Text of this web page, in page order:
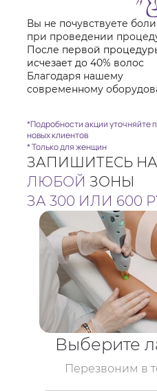
Вы не почувствуете боли
при проведении
После первой
исчезает до 40% волос
Благодаря нашему
современному
*Подробности акции уточняйте
новых клиентов
* Только для женщин
ЗАПИШИТЕСЬ
ЛЮБОЙ ЗОНЫ
ЗА 300 ИЛИ 600
Выберите
Перезвоним в